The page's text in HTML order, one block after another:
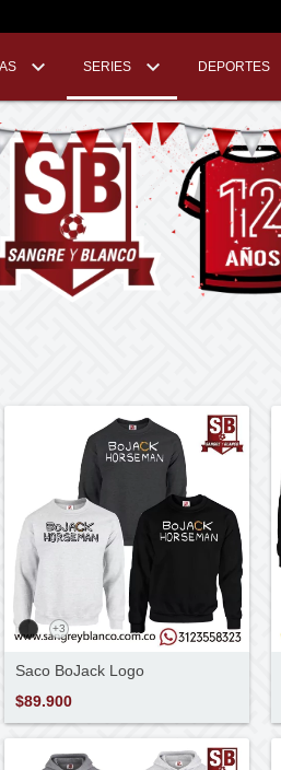
SERIES DEPORTES
+3
Saco BoJack Logo
$89.900